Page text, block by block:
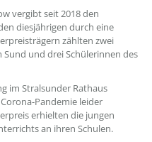
vergibt seit 2018 den
diesjährigen durch eine
zählten zwei
und drei Schülerinnen des
im Stralsunder Rathaus
Pandemie leider
erhielten die jungen
an ihren Schulen.